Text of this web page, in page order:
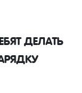
ДЕЛАТЬ